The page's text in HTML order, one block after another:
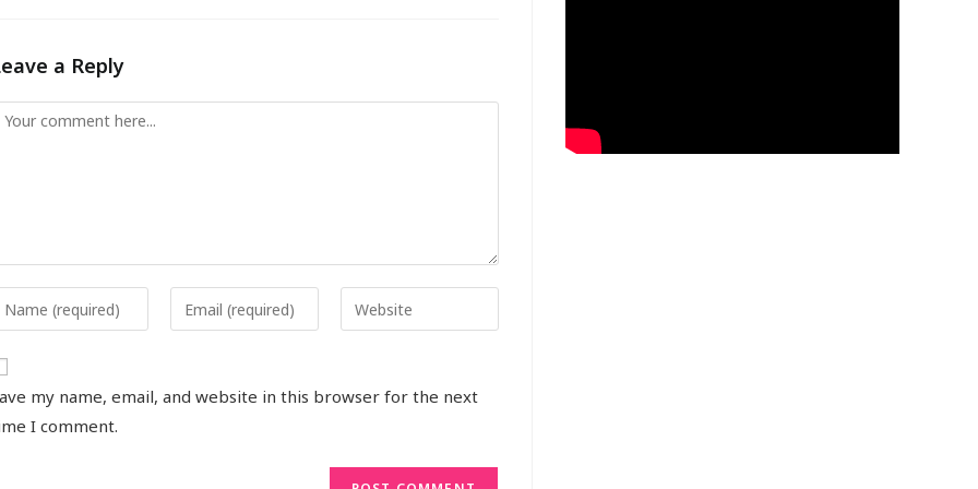
a Reply
my name, email, and website in this browser for the next
I comment.